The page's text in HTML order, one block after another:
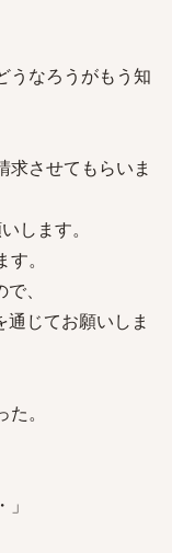
うなろうがもう知
させてもらいま
します。
。
、
じてお願いしま
。